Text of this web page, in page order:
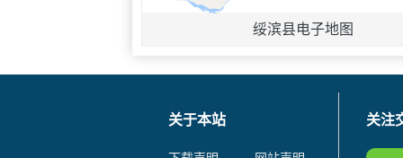
绥滨县电子地图
关于本站 关注